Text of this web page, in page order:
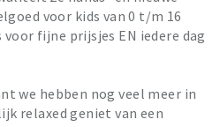
voor kids van 0 t/m 16
fijne prijsjes EN iedere dag
we hebben nog veel meer in
relaxed geniet van een